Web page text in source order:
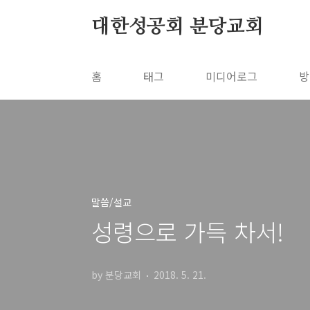
대한성공회 분당교회
홈 태그 미디어로그
말씀/설교
성령으로 가득 차서!
by 분당교회 2018. 5. 21.